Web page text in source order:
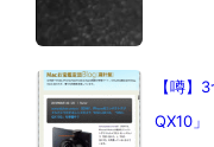
【噂】
QX10